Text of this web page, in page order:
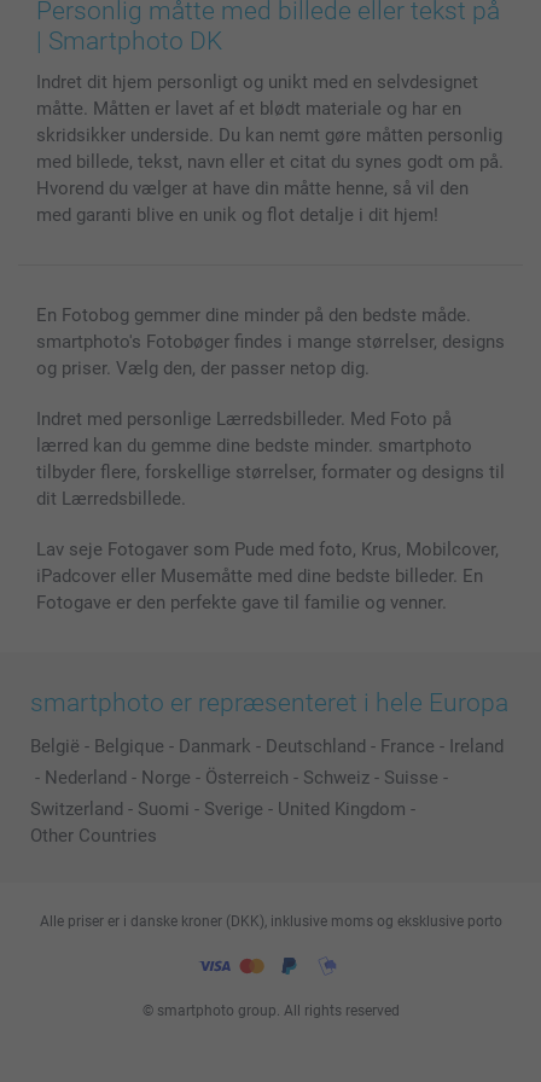
Cover til mobil & tablet
Fotokalender & Kalenderbog
Fotorammer & Tilbehør
Alle fotoprodukter
Sitemap
Investor Relations
smartbonus
Status for ordrer
Personlig måtte med billede eller tekst på
| Smartphoto DK
Indret dit hjem personligt og unikt med en selvdesignet
måtte. Måtten er lavet af et blødt materiale og har en
skridsikker underside. Du kan nemt gøre måtten personlig
med billede, tekst, navn eller et citat du synes godt om på.
Hvorend du vælger at have din måtte henne, så vil den
med garanti blive en unik og flot detalje i dit hjem!
En Fotobog gemmer dine minder på den bedste måde.
smartphoto's Fotobøger findes i mange størrelser, designs
og priser. Vælg den, der passer netop dig.
Indret med personlige Lærredsbilleder. Med Foto på
lærred kan du gemme dine bedste minder. smartphoto
tilbyder flere, forskellige størrelser, formater og designs til
dit Lærredsbillede.
Lav seje Fotogaver som Pude med foto, Krus, Mobilcover,
iPadcover eller Musemåtte med dine bedste billeder. En
Fotogave er den perfekte gave til familie og venner.
smartphoto er repræsenteret i hele Europa
België - Belgique - Danmark - Deutschland - France - Ireland
- Nederland - Norge - Österreich - Schweiz - Suisse -
Switzerland - Suomi - Sverige - United Kingdom -
Other Countries
© smartphoto group. All rights reserved
Alle priser er i danske kroner (DKK), inklusive moms og eksklusive porto